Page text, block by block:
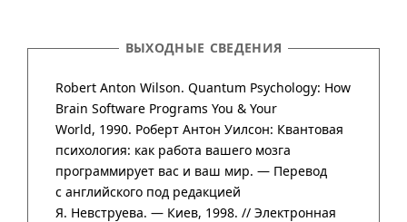
ВЫХОДНЫЕ СВЕДЕНИЯ
Robert Anton Wilson. Quantum Psychology: How
Brain Software Programs You & Your
World, 1990. Роберт Антон Уилсон: Квантовая
психология: как работа вашего мозга
программирует вас и ваш мир. — Перевод
с английского под редакцией
Я. Невструева. — Киев, 1998. // Элект­рон­ная